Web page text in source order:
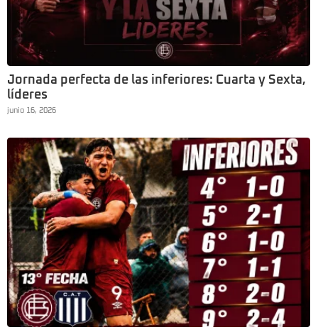
Jornada perfecta de las inferiores: Cuarta y Sexta,
líderes
junio 16, 2026